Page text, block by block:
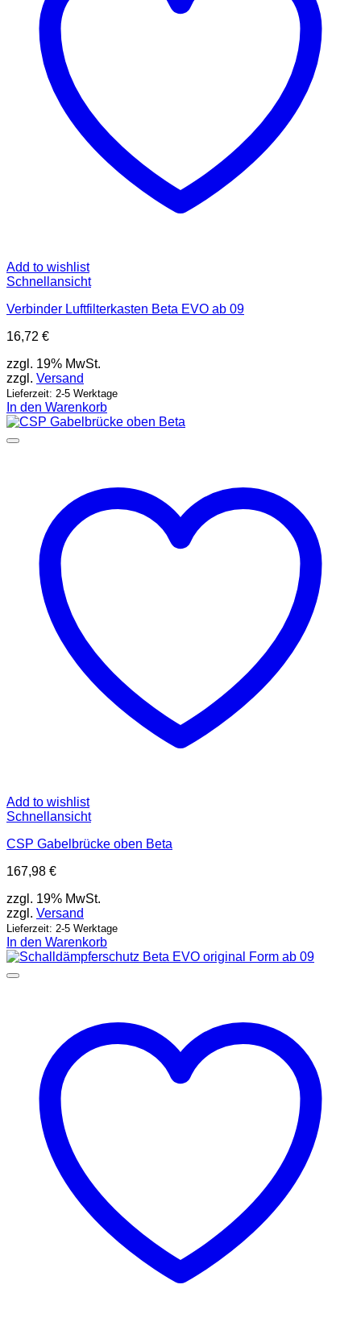
Add to wishlist
Schnellansicht
Verbinder Luftfilterkasten Beta EVO ab 09
16,72 €
zzgl. 19% MwSt.
zzgl. Versand
Lieferzeit: 2-5 Werktage
In den Warenkorb
Add to wishlist
Schnellansicht
CSP Gabelbrücke oben Beta
167,98 €
zzgl. 19% MwSt.
zzgl. Versand
Lieferzeit: 2-5 Werktage
In den Warenkorb